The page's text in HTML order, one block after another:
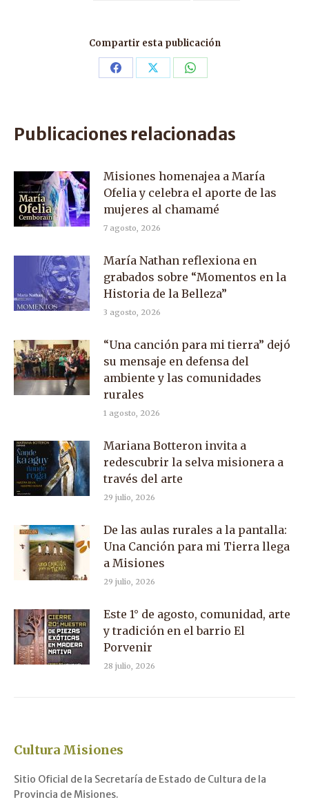
Compartir esta publicación
Share Share Share
Publicaciones relacionadas
Misiones homenajea a María
Ofelia y celebra el aporte de las
mujeres al chamamé
7 agosto, 2026
María Nathan reflexiona en
grabados sobre “Momentos en la
Historia de la Belleza”
3 agosto, 2026
“Una canción para mi tierra” dejó
su mensaje en defensa del
ambiente y las comunidades
rurales
1 agosto, 2026
Mariana Botteron invita a
redescubrir la selva misionera a
través del arte
29 julio, 2026
De las aulas rurales a la pantalla:
Una Canción para mi Tierra llega
a Misiones
29 julio, 2026
Este 1° de agosto, comunidad, arte
y tradición en el barrio El
Porvenir
28 julio, 2026
Cultura Misiones
Sitio Oficial de la Secretaría de Estado de Cultura de la
Provincia de Misiones.